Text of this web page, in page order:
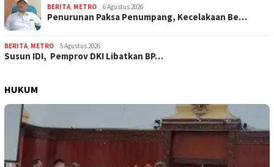
BERITA METRO 6 Agustus 2026
Penurunan Paksa Penumpang, Kecelakaan Be…
BERITA METRO 5 Agustus 2026
Susun IDI, Pemprov DKI Libatkan BP…
HUKUM